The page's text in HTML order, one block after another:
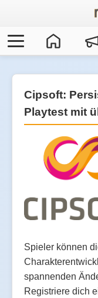
Cipsoft:
Playtest mit
Spieler können
spannenden
Registriere dich